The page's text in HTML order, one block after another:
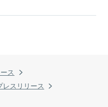
ス
スリリース